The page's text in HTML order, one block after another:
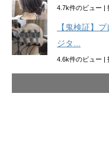
4.7k件のビュー |
【鬼検証】
ジタ...
4.6k件のビュー |